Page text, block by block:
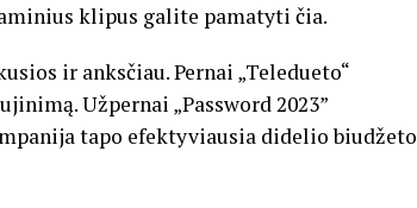
klipus galite pamatyti čia.
ir anksčiau. Pernai „Teledueto“
Užpernai „Password 2023”
tapo efektyviausia didelio biudžeto